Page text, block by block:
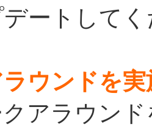
ートして
ウンドを
アラウン